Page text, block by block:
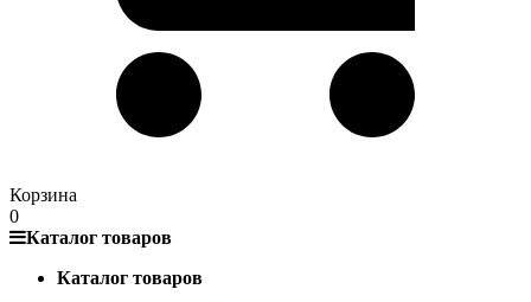
Корзина
0
Каталог товаров
Каталог товаров